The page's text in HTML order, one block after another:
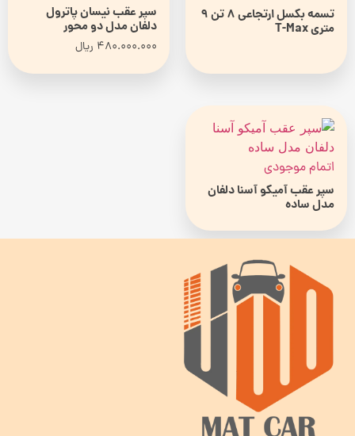
تسمه بکسل ارتجاعی 8 تن 9
متری T-Max
سپر عقب نیسان پاترول
دلفان مدل دو محور
480.000.000 ریال
اتمام موجودی
سپر عقب آمیکو آسنا دلفان
مدل ساده